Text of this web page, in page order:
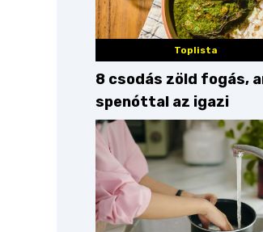
Toplista
8 csodás zöld fogás,
spenóttal az igazi